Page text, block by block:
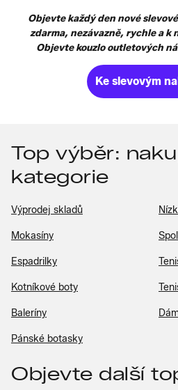
Objevte každý den nové
zdarma, nezávazně, rychle a k
Objevte kouzlo outletových
Ke slevovým
Top výběr:
kategorie
Výprodej skladů
Mokasíny
Espadrilky
Kotníkové boty
Baleríny
Pánské botasky
Objevte další